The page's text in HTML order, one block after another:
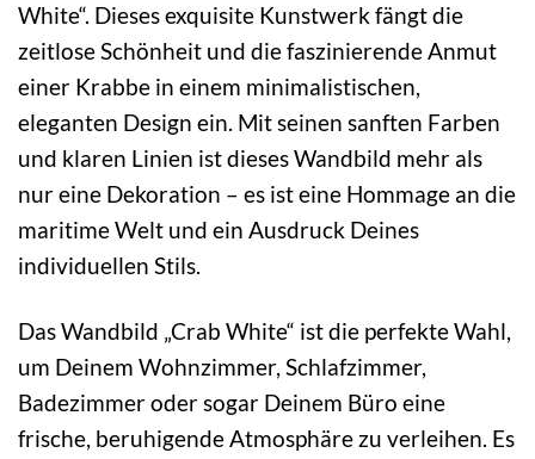
White“. Dieses exquisite Kunstwerk fängt die
zeitlose Schönheit und die faszinierende Anmut
einer Krabbe in einem minimalistischen,
eleganten Design ein. Mit seinen sanften Farben
und klaren Linien ist dieses Wandbild mehr als
nur eine Dekoration – es ist eine Hommage an die
maritime Welt und ein Ausdruck Deines
individuellen Stils.
Das Wandbild „Crab White“ ist die perfekte Wahl,
um Deinem Wohnzimmer, Schlafzimmer,
Badezimmer oder sogar Deinem Büro eine
frische, beruhigende Atmosphäre zu verleihen. Es